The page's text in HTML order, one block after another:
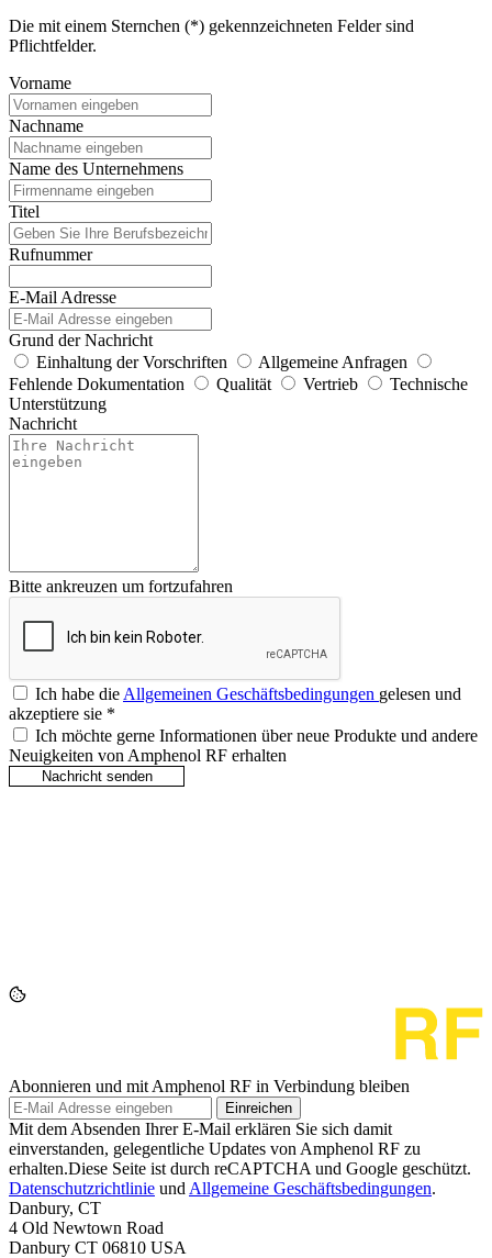
Die mit einem Sternchen (*) gekennzeichneten Felder sind
Pflichtfelder.
Vorname
Nachname
Name des Unternehmens
Titel
Rufnummer
E-Mail Adresse
Grund der Nachricht
Einhaltung der Vorschriften
Allgemeine Anfragen
Fehlende Dokumentation
Qualität Vertrieb
Technische
Unterstützung
Nachricht
Bitte ankreuzen um fortzufahren
Ich habe die Allgemeinen Geschäftsbedingungen gelesen und
akzeptiere sie *
Ich möchte gerne Informationen über neue Produkte und andere
Neuigkeiten von Amphenol RF erhalten
Abonnieren und mit Amphenol RF in Verbindung bleiben
Einreichen
Mit dem Absenden Ihrer E-Mail erklären Sie sich damit
einverstanden, gelegentliche Updates von Amphenol RF zu
erhalten.Diese Seite ist durch reCAPTCHA und Google geschützt.
Datenschutzrichtlinie und Allgemeine Geschäftsbedingungen.
Danbury, CT
4 Old Newtown Road
Danbury CT 06810 USA